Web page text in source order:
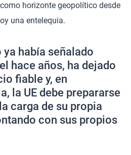
horizonte geopolítico desde
una entelequia.
ya había señalado
hace años, ha dejado
fiable y, en
la UE debe prepararse
carga de su propia
con sus propios